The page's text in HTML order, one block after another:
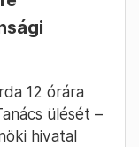
12 órára
ülését –
hivatal